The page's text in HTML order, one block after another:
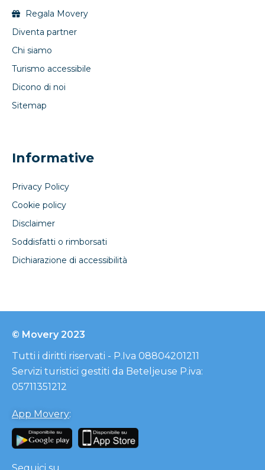
Regala Movery
Diventa partner
Chi siamo
Turismo accessibile
Dicono di noi
Sitemap
Informative
Privacy Policy
Cookie policy
Disclaimer
Soddisfatti o rimborsati
Dichiarazione di accessibilità
© Movery 2023
Tutti i diritti riservati - P.Iva 08804201211
Servizi turistici gestiti da Beteljeuse P.iva:
05711351212
App Movery:
Seguici su